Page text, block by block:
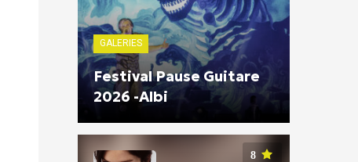
GALERIES
Festival Pause Guitare
2026 -Albi
8